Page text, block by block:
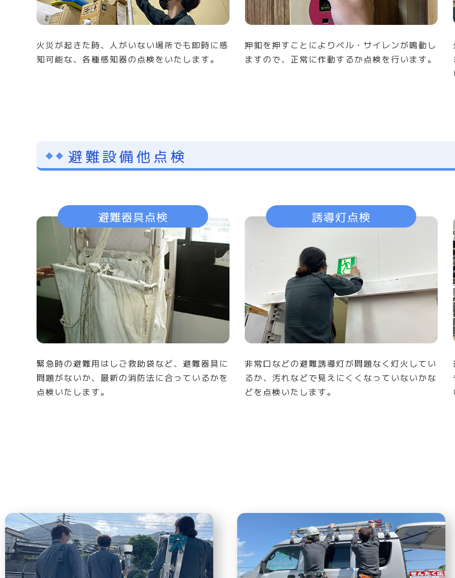
火災が起きた時、人がいない場所でも即時に感
知可能な、各種感知器の点検をいたします。
押釦を押すことによりベル・サイレンが鳴動し
ますので、正常に作動するか点検を行います。
避難設備他点検
避難器具点検
緊急時の避難用はしご救助袋など、避難器具に
問題がないか、最新の消防法に合っているかを
点検いたします。
誘導灯点検
非常口などの避難誘導灯が問題なく灯火してい
るか、汚れなどで見えにくくなっていないかな
どを点検いたします。